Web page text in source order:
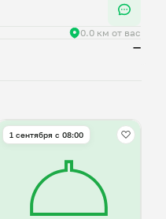
0.0 км от вас
—
1 сентября с 08:00